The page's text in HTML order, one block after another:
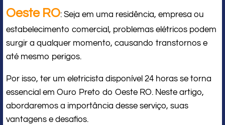
Oeste RO: Seja em uma residência, empresa ou
estabelecimento comercial, problemas elétricos podem
surgir a qualquer momento, causando transtornos e
até mesmo perigos.
Por isso, ter um eletricista disponível 24 horas se torna
essencial em Ouro Preto do Oeste RO. Neste artigo,
abordaremos a importância desse serviço, suas
vantagens e desafios.